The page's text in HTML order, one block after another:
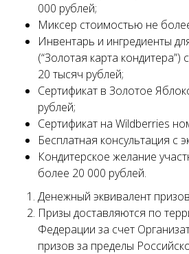
000 рублей;
Миксер стоимостью не
Инвентарь и ингредиенты
(“Золотая карта
20 тысяч рублей;
Сертификат в Золотое
рублей;
Сертификат на Wildberries
Бесплатная консультация с
Кондитерское желание
более 20 000 рублей.
Денежный эквивалент
Призы доставляются по
Федерации за счет
призов за пределы